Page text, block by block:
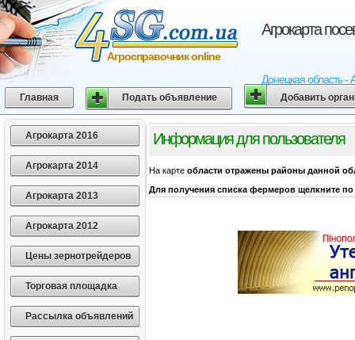
Агрокарта
Донецкая область -
Агросправочник online
Главная Подать объявление Добавить
Агрокарта 2016
Агрокарта 2014
Агрокарта 2013
Агрокарта 2012
Цены зернотрейдеров
Торговая площадка
Рассылка объявлений
Информация для пользователя
На карте области отражены районы данной
Для получения списка фермеров щелкните по